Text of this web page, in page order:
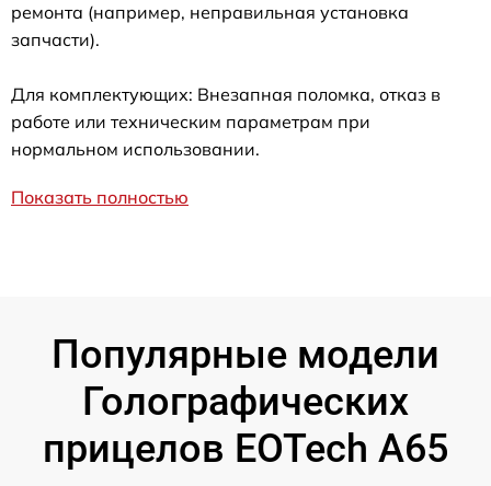
ремонта (например, неправильная установка
запчасти).
Для комплектующих: Внезапная поломка, отказ в
работе или техническим параметрам при
нормальном использовании.
Показать полностью
Популярные модели
Голографических
прицелов EOTech A65